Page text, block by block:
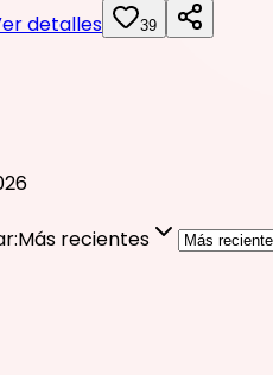
detalles 39
:Más recientes